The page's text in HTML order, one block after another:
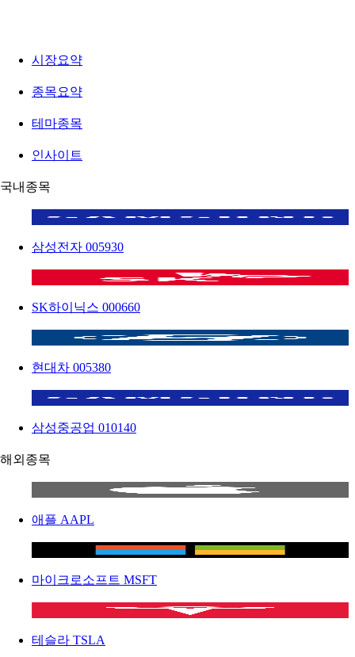
시장요약
종목요약
테마종목
인사이트
국내종목
삼성전자 005930
SK하이닉스 000660
현대차 005380
삼성중공업 010140
해외종목
애플 AAPL
마이크로소프트 MSFT
테슬라 TSLA